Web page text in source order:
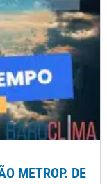
METROP. DE